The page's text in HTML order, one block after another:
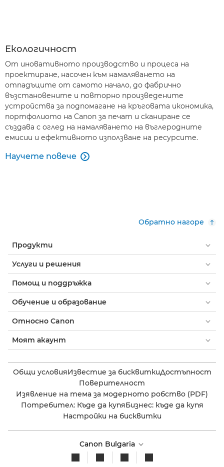
Екологичност
От иновативното производство и процеса на
проектиране, насочен към намаляването на
отпадъците от самото начало, до фабрично
възстановените и повторно произведените
устройства за подпомагане на кръговата икономика,
портфолиото на Canon за печат и сканиране се
създава с оглед на намаляването на въглеродните
емисии и ефективното използване на ресурсите.
Научете повече 
Обратно нагоре
Продукти
Услуги и решения
Помощ и поддръжка
Обучение и образование
Относно Canon
Моят акаунт
Общи условияИзвестие за бисквиткиДостъпност
Поверителност
Изявление на тема за модерното робство (PDF)
Потребител: Къде да купяБизнес: къде да купя
Настройки на бисквитки
Canon Bulgaria